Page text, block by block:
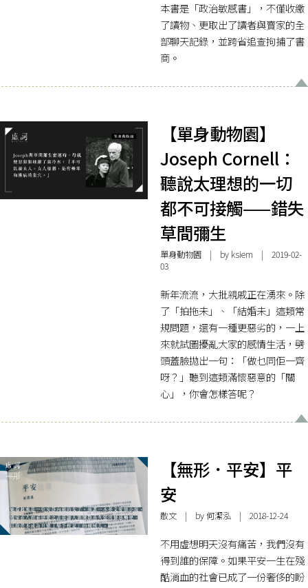
本書是「政治敏感書」，不僅收繳
了讀物、更取出了讀者與賣家的全
部聊天記錄，並跨省追查拘捕了書
商。
【單身動物園】
Joseph Cornell：
聽說太理想的一切
都不可接觸——錯失
草間彌生
單身動物園| by ksiem | 2019-02-
03
新年流流，大批親戚正在湧來。除
了「拍拖未」、「結婚未」這類常
規問題，還有一種更惡劣的，一上
來就試圖擾亂大家的感情生活，劈
頭蓋臉拋出一句：「做乜同佢一齊
呀？」聽到這類滿懷惡意的「關
心」，你會怎樣答呢？
【無形．平安】平
安
散文| by 何潔泓 | 2018-12-24
不用虛想明天沒有痛苦，我們沒有
得到誰的保障。如果平安一生在殘
酷淌血的社會已成了一份奢侈的盼